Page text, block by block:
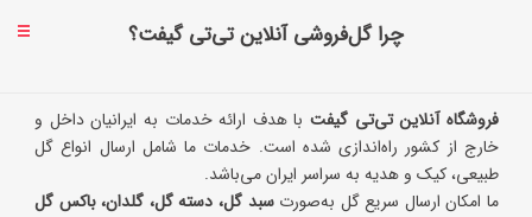
چرا گل‌فروشی آنلاین تی‌تی گیفت؟
فروشگاه آنلاین تی‌تی گیفتبا هدف ارائه خدمات به ایرانیان داخل و
خارج از کشور راه‌اندازی شده است. خدمات ما شامل ارسال انواع گل
طبیعی، کیک و هدیه به سراسر ایران می‌باشد.
ما امکان ارسال سریع گل به‌صورتسبد گل، دسته گل، گلدان، باکس گل